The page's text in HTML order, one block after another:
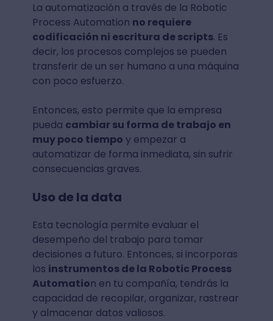
La automatización a través de la Robotic
Process Automation no requiere
codificación ni escritura de scripts. Es
decir, los procesos complejos se pueden
transferir de un ser humano a una máquina
con poco esfuerzo.
Entonces, esto permite que la empresa
pueda cambiar su forma de trabajo en
muy poco tiempo y empezar a
automatizar de forma inmediata, sin sufrir
consecuencias graves.
Uso de la data
Esta tecnología permite evaluar el
desempeño del trabajo para tomar
decisiones a futuro. Entonces, si incorporas
los instrumentos de la Robotic Process
Automation en tu compañía, tendrás la
capacidad de recopilar, organizar, rastrear
y almacenar datos valiosos.